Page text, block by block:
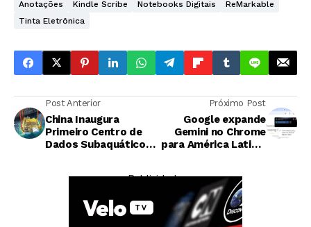
Anotações Kindle Scribe Notebooks Digitais
ReMarkable
Tinta Eletrônica
Post Anterior
China Inaugura
Primeiro Centro de
Dados Subaquático
Próximo Post
Google expande
Gemini no Chrome
para América Latina,
— Publicidade —